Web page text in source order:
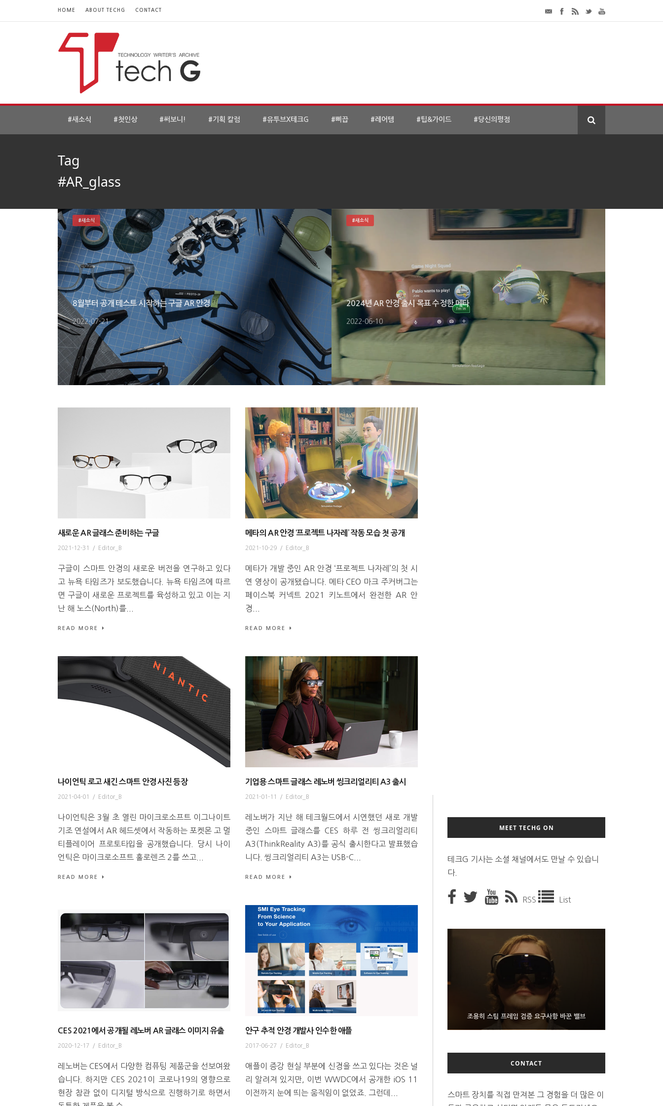
HOME ABOUT TECHG CONTACT
#새소식 #첫인상 #써보니! #기획 칼럼 #유투브X테크G #삐끕 #레어템 #팁&가이드 #당신의평점
Tag
#AR_glass
8월부터 공개 테스트 시작하는 구글 AR 안경
2022-07-21
#새소식
2024년 AR 안경 출시 목표 수정한 메타
2022-06-10
#새소식
새로운 AR 글래스 준비하는 구글
2021-12-31 / Editor_B
구글이 스마트 안경의 새로운 버전을 연구하고 있다
고 뉴욕 타임즈가 보도했습니다. 뉴욕 타임즈에 따르
면 구글이 새로운 프로젝트를 육성하고 있고 이는 지
난 해 노스(North)를...
READ MORE
메타의 AR 안경 ‘프로젝트 나자레’ 작동 모습 첫 공개
2021-10-29 / Editor_B
메타가 개발 중인 AR 안경 ‘프로젝트 나자레’의 첫 시
연 영상이 공개됐습니다. 메타 CEO 마크 주커버그는
페이스북 커넥트 2021 키노트에서 완전한 AR 안
경...
READ MORE
나이언틱 로고 새긴 스마트 안경 사진 등장
2021-04-01 / Editor_B
나이언틱은 3월 초 열린 마이크로소프트 이그나이트
기조 연설에서 AR 헤드셋에서 작동하는 포켓몬 고 멀
티플레이어 프로토타입을 공개했습니다. 당시 나이
언틱은 마이크로소프트 홀로렌즈 2를 쓰고...
READ MORE
기업용 스마트 글래스 레노버 씽크리얼리티 A3 출시
2021-01-11 / Editor_B
레노버가 지난 해 테크월드에서 시연했던 새로 개발
중인 스마트 글래스를 CES 하루 전 씽크리얼리티
A3(ThinkReality A3)를 공식 출시한다고 발표했습
니다. 씽크리얼리티 A3는 USB-C...
READ MORE
CES 2021에서 공개될 레노버 AR 글래스 이미지 유출
2020-12-17 / Editor_B
레노버는 CES에서 다양한 컴퓨팅 제품군을 선보여왔
습니다. 하지만 CES 2021이 코로나19의 영향으로
현장 참관 없이 디지털 방식으로 진행하기로 하면서
안구 추적 안경 개발사 인수한 애플
2017-06-27 / Editor_B
애플이 증강 현실 부분에 신경을 쓰고 있다는 것은 널
리 알려져 있지만, 이번 WWDC에서 공개한 iOS 11
이전까지 눈에 띄는 움직임이 없었죠. 그런데...
MEET TECHG ON
테크G 기사는 소셜 채널에서도 만날 수 있습니
다.
RSS List
조용히 스팀 프레임 검증 요구사항 바꾼 밸브
9월 4일부터 서비스 접는 안드로이드 장치용 구글 어
시스턴트
FMS 2026서 차세대 3D 메모리 ZHBM·ZNAND-O
모형 처음 선보인 삼성전자
CONTACT
스마트 장치를 직접 만져본 그 경험을 더 많은 이